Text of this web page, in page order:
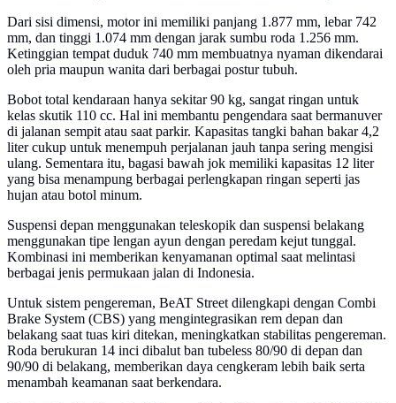
Dari sisi dimensi, motor ini memiliki panjang 1.877 mm, lebar 742
mm, dan tinggi 1.074 mm dengan jarak sumbu roda 1.256 mm.
Ketinggian tempat duduk 740 mm membuatnya nyaman dikendarai
oleh pria maupun wanita dari berbagai postur tubuh.
Bobot total kendaraan hanya sekitar 90 kg, sangat ringan untuk
kelas skutik 110 cc. Hal ini membantu pengendara saat bermanuver
di jalanan sempit atau saat parkir. Kapasitas tangki bahan bakar 4,2
liter cukup untuk menempuh perjalanan jauh tanpa sering mengisi
ulang. Sementara itu, bagasi bawah jok memiliki kapasitas 12 liter
yang bisa menampung berbagai perlengkapan ringan seperti jas
hujan atau botol minum.
Suspensi depan menggunakan teleskopik dan suspensi belakang
menggunakan tipe lengan ayun dengan peredam kejut tunggal.
Kombinasi ini memberikan kenyamanan optimal saat melintasi
berbagai jenis permukaan jalan di Indonesia.
Untuk sistem pengereman, BeAT Street dilengkapi dengan Combi
Brake System (CBS) yang mengintegrasikan rem depan dan
belakang saat tuas kiri ditekan, meningkatkan stabilitas pengereman.
Roda berukuran 14 inci dibalut ban tubeless 80/90 di depan dan
90/90 di belakang, memberikan daya cengkeram lebih baik serta
menambah keamanan saat berkendara.